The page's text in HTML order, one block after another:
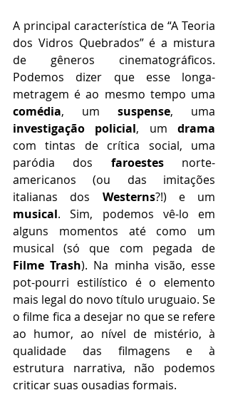
A principal característica de “A Teoria
dos Vidros Quebrados” é a mistura
de gêneros cinematográficos.
Podemos dizer que esse longa-
comédia, um suspense
investigação policial, um
com tintas de crítica social, uma
paródia dos faroestes norte-
americanos (ou das imitações
italianas dos Westerns
musical. Sim, podemos vê-lo em
alguns momentos até como um
Filme Trash). Na minha visão, esse
pot-pourri estilístico é o elemento
mais legal do novo título uruguaio. Se
o filme fica a desejar no que se refere
ao humor, ao nível de mistério, à
qualidade das filmagens e à
estrutura narrativa, não podemos
criticar suas ousadias formais.